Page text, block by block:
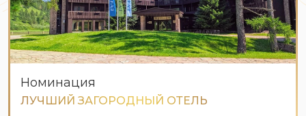
Номинация
ЛУЧШИЙ ЗАГОРОДНЫЙ ОТЕЛЬ